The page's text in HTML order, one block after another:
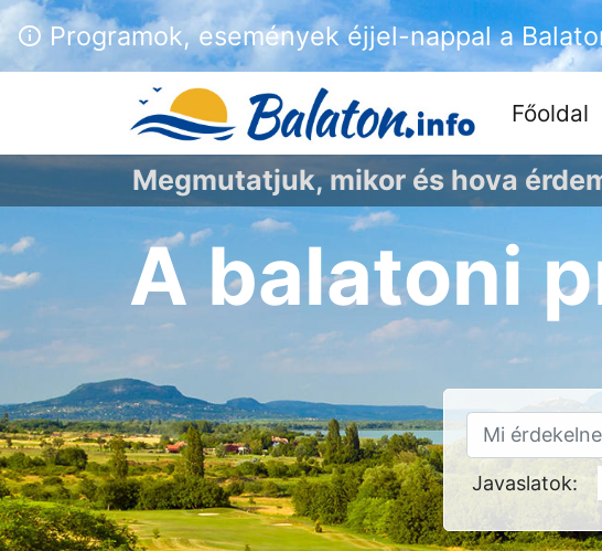
Programok, események éjjel-nappal a
Főoldal
Megmutatjuk, mikor és hova
A balatoni
Javaslatok: